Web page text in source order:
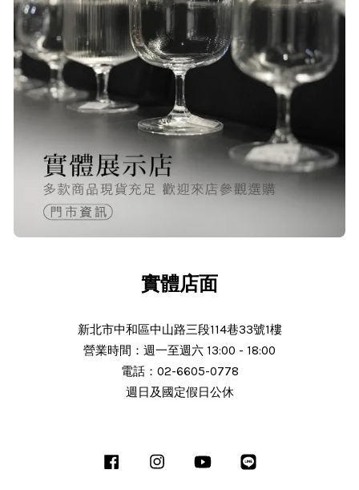
品質非常好！手摸的觸感就很明顯感
覺質感
24/Nov/2025 02:15 pm
出貨迅速＆價格實在的好店家～已經
第 6次回購
N***
25/Nov/2025 11:30 am
續沒有問題會推薦朋友 老闆人很熱心
實體店面
新北市中和區中山路三段114巷33號1樓
營業時間：週一至週六 13:00 - 18:00
電話：02-6605-0778
週日及國定假日公休
Facebook InstagramYouTube